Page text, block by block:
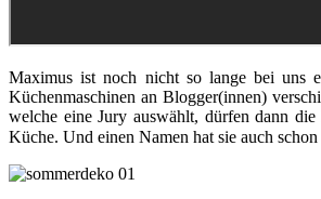
Maximus ist noch nicht so lange bei uns
Küchenmaschinen an Blogger(innen)
welche eine Jury auswählt, dürfen dann
Küche. Und einen Namen hat sie auch